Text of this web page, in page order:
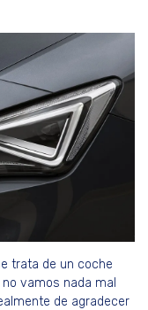
trata de un coche
vamos nada mal
de agradecer